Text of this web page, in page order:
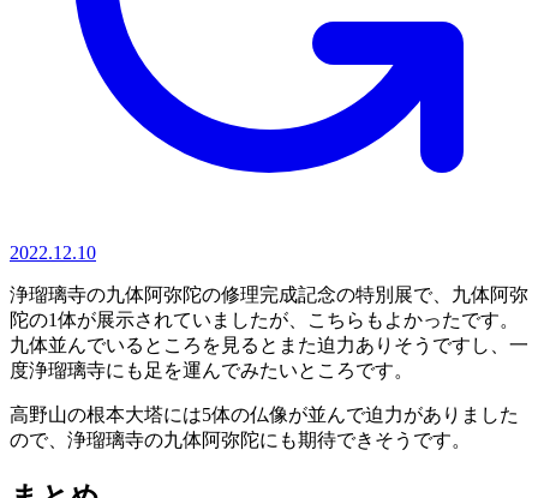
2022.12.10
浄瑠璃寺の九体阿弥陀の修理完成記念の特別展で、九体阿弥
陀の1体が展示されていましたが、こちらもよかったです。
九体並んでいるところを見るとまた迫力ありそうですし、一
度浄瑠璃寺にも足を運んでみたいところです。
高野山の根本大塔には5体の仏像が並んで迫力がありました
ので、浄瑠璃寺の九体阿弥陀にも期待できそうです。